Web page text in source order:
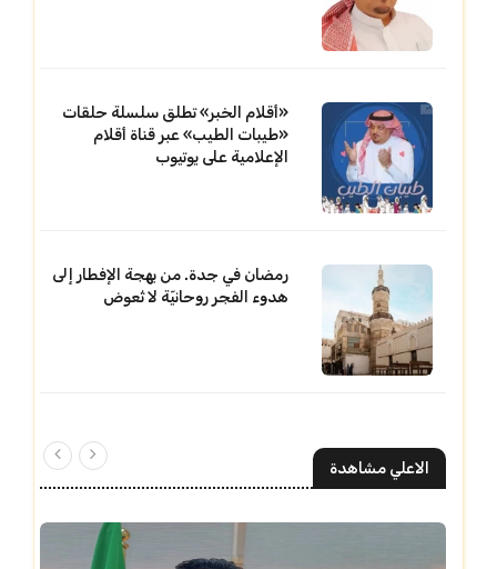
«أقلام الخبر» تطلق سلسلة حلقات
«طيبات الطيب» عبر قناة أقلام
الإعلامية على يوتيوب
رمضان في جدة. من بهجة الإفطار إلى
هدوء الفجر روحانيّة لا تُعوض
الاعلي مشاهدة